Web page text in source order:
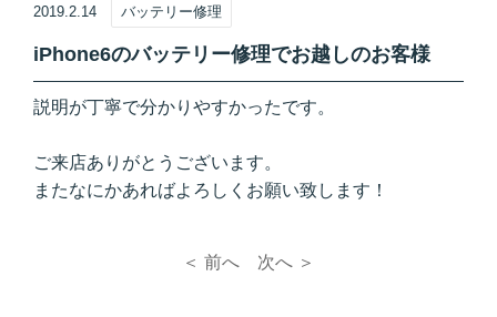
2019.2.14 バッテリー修理
iPhone6のバッテリー修理でお越しのお客様
説明が丁寧で分かりやすかったです。
ご来店ありがとうございます。
またなにかあればよろしくお願い致します！
＜ 前へ 次へ ＞